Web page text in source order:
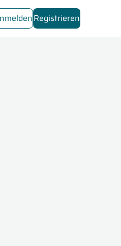
Registrieren